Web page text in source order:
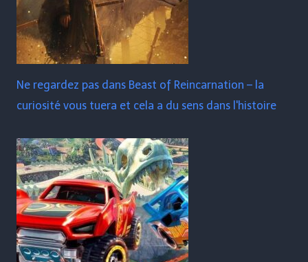
Ne regardez pas dans Beast of Reincarnation – la
curiosité vous tuera et cela a du sens dans l'histoire